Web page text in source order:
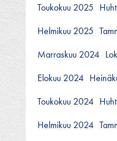
Toukokuu 2025
Helmikuu 2025
Marraskuu 2024
Elokuu 2024
Toukokuu 2024
Helmikuu 2024